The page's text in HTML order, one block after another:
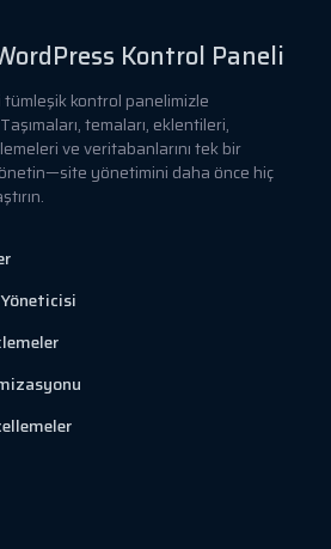
Kontrol Paneli
kontrol panelimizle
temaları, eklentileri,
ve veritabanlarını tek bir
yönetimini daha önce hiç